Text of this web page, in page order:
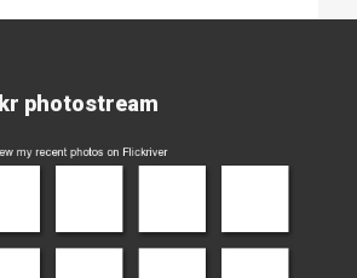
photostream